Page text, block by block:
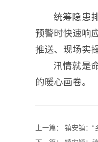
统筹隐患
预警时快速响
推送、现场实
汛情就是
的暖心画卷。
上一篇： 镇安镇：“